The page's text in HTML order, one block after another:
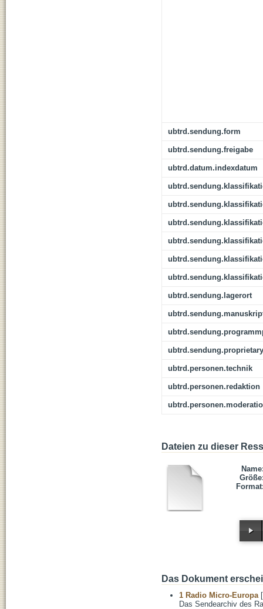
ubtrd.sendung.form
ubtrd.sendung.freigabe
ubtrd.datum.indexdatum
ubtrd.sendung.lagerort
ubtrd.sendung.proprietary
ubtrd.personen.technik
ubtrd.personen.redaktion
Dateien zu dieser
Das Dokument
1 Radio Micro-Europa
Das Sendearchiv des